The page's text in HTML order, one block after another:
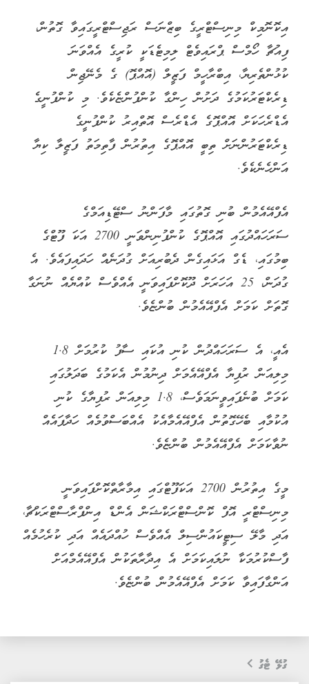
އިކޮނޮމިކް މިނިސްޓްރީގެ ބިޒްނަސް ރަޖިސްޓްރީގައިވާ ގޮތުން،
ފިއުޗާ ހޯމްސް ޕްރައިވެޓް ލިމިޓެޑަކީ ކުރީގެ އެއްވަނަ
ކުޅުންތެރިޔާ، އިބްރާހީމް ފަޒީލް (އޮއްޕޮ) ގެ މެނޭޖިން
ޑިރެކްޓަރުކަމުގެ ދަށުން ހިންގާ ކުންފުންޏެކެވެ. މި ކުންފުނީގެ
އެޑްރެހަކަށް އޮއްޕޮގެ އެޑްރެސް އޮތްއިރު ކުންފުނީގެ
ޑިރެކްޓަރުންނަށް ތިބީ އޮއްޕޮގެ އިތުރުން ފާތިމަތު ފަޒީލާ ކިޔާ
އަންހެނެކެވެ.
އެފްއޭއެމުން ބުނި ގޮތުގައި މާފަންނު ސްޓޭޑިއަމްގެ
ސަރަހައްދުގައި އޮއްޕޮގެ ކުންފުނިންވަނީ 2700 އަކަ ފޫޓްގެ
ބިމުގައި، ޑެގް އަޅައިގެން ދެބުރިއަށް ގުދަނެއް ހަދައިފައެވެ. އެ
ގުދަން، 25 އަހަރަށް ދޫކޮށްފައިވަނީ އެއްވެސް ކުއްޔެއް ނުނަގާ
ގޮތަށް ކަމަށް އެފްއޭއެމުން ބުންޏެވެ.
އެއީ، އެ ސަރަހައްދުން ކުނި އުކައި ސާފު ކުރުމަށް 1.8
މިލިއަން ރުފިޔާ އެފްއޭއެމަށް ދިނުމުން އެކަމުގެ ބަދަލުގައި
ކަމަށް ބުނެފައިވީނަމަވެސް، 1.8 މިލިއަން ރުފިޔާގެ ކުނި
އުކުމާއި ބެހޭގޮތުން އެފްއޭއެމާއެކު އެއްބަސްވުމެއް ހަދާފައެއް
ނުވާކަމަށް އެފްއޭއެމުން ބުންޏެވެ.
މީގެ އިތުރުން 2700 އަކަފޫޓްގައި އިމާރާތްކޮށްފައިވަނީ
މިނިސްޓްރީ އޮފް ކޮންސްޓްރަކްޝަން އެންޑް އިންފްރާސްޓްރަކްޗާ،
އަދި މާލޭ ސިޓީކައުންސިލް އެއްވެސް ހުއްދައެއް އަދި ކުރެހުމެއް
ފާސްކުރުމަކާ ނުލައިކަމަށް އެ އިދާރާތަކުން އެފްއޭއެމްއަށް
އަންގާފައިވާ ކަމަށް އެފްއޭއެމުން ބުންޏެވެ.
ގުޅޭ ޓެގު